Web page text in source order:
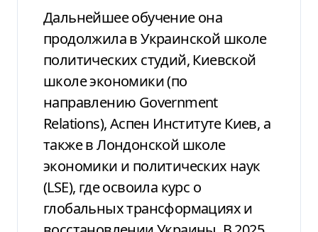
Дальнейшее обучение она
продолжила в Украинской школе
политических студий, Киевской
школе экономики (по
направлению Government
Relations), Аспен Институте Киев, а
также в Лондонской школе
экономики и политических наук
(LSE), где освоила курс о
глобальных трансформациях и